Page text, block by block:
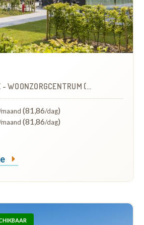
- WOONZORGCENTRUM (WZC)
(81,86/dag)
(81,86/dag)